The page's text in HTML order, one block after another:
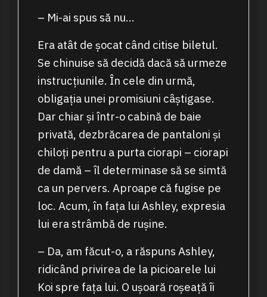
– Mi-ai spus să nu…
Era atât de șocat când citise biletul.
Se chinuise să decidă dacă să urmeze
instrucțiunile. În cele din urmă,
obligația unei promisiuni câștigase.
Dar chiar și într-o cabină de baie
privată, dezbrăcarea de pantaloni și
chiloți pentru a purta ciorapi – ciorapi
de damă – îl determinase să se simtă
ca un pervers. Aproape că fugise pe
loc. Acum, în fața lui Ashley, expresia
lui era strâmbă de rușine.
– Da, am făcut-o, a răspuns Ashley,
ridicând privirea de la picioarele lui
Koi spre fața lui. O ușoară roșeață îi